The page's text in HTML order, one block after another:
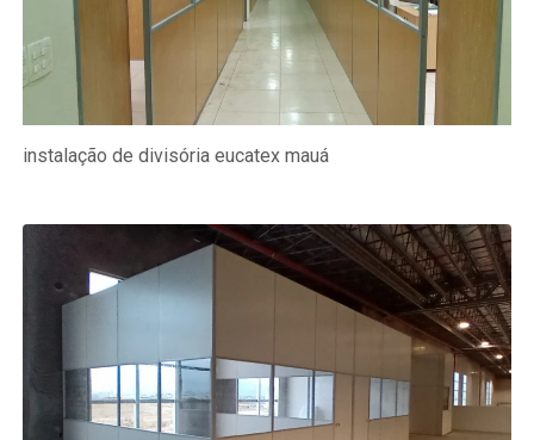
instalação de divisória eucatex mauá